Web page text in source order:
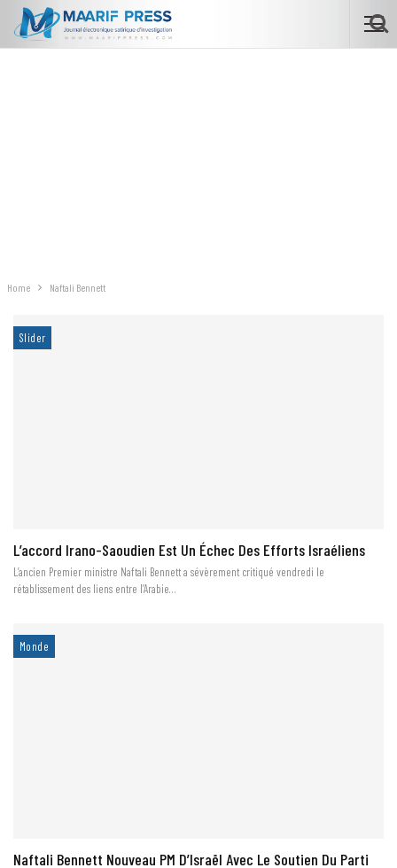
Home Naftali Bennett
Slider
L’accord Irano-Saoudien Est Un Échec Des Efforts Israéliens
L’ancien Premier ministre Naftali Bennett a sévèrement critiqué vendredi le
rétablissement des liens entre l’Arabie…
Monde
Naftali Bennett Nouveau PM D’Israël Avec Le Soutien Du Parti